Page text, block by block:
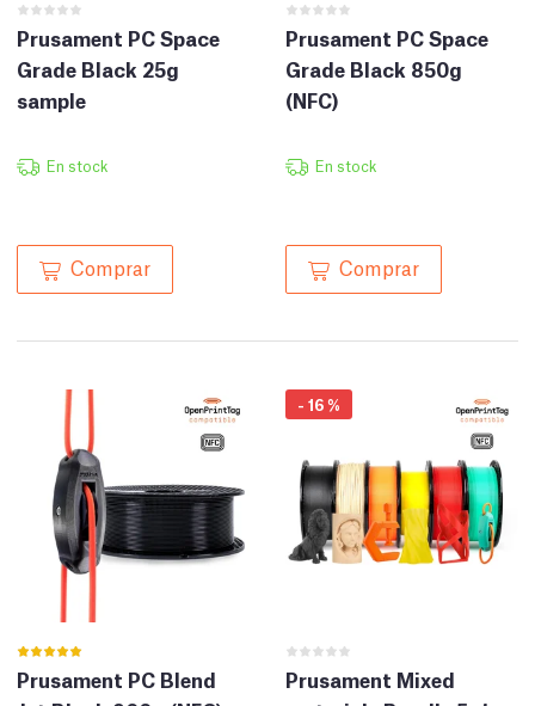
Prusament PC Space
Grade Black 25g
sample
En stock
Comprar
Prusament PC Space
Grade Black 850g
(NFC)
En stock
Comprar
Prusament PC Blend
- 16%
Prusament Mixed